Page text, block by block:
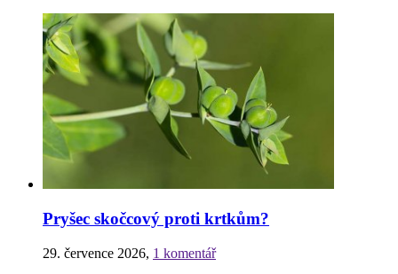
Pryšec skočcový proti krtkům?
29. července 2026, 1 komentář